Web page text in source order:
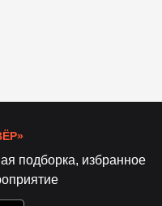
подборка, избранное